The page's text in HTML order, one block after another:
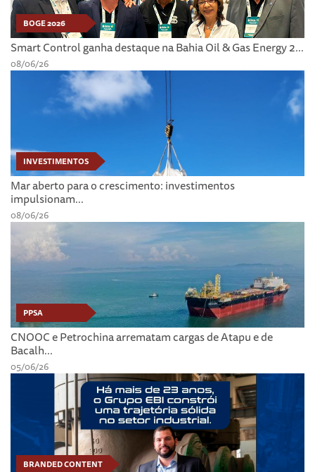
BOGE 2026
Smart Control ganha destaque na Bahia Oil & Gas Energy 2...
08/06/26
INVESTIMENTOS
Mar aberto para o crescimento: investimentos
impulsionam...
08/06/26
PPSA
CNOOC e Petrochina arrematam cargas de Atapu e de
Bacalh...
05/06/26
BRANDED CONTENT